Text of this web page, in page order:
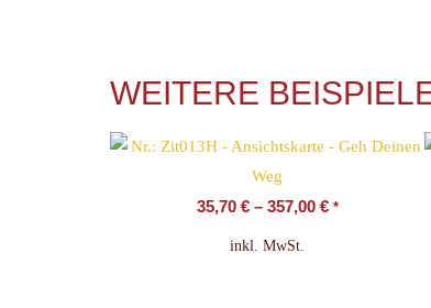
WEITERE
35,70 €– 357,00 € *
inkl. MwSt.